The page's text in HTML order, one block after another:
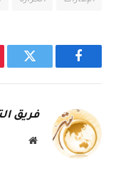
فيسبوك تويتر
فريق
موقع